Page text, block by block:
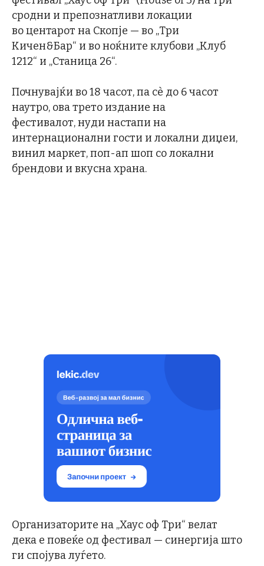
сродни и препознатливи локации
во центарот на Скопје — во „Три
Кичен&Бар“ и во ноќните клубови „Клуб
1212“ и „Станица 26“.
Почнувајќи во 18 часот, па сè до 6 часот
наутро, ова трето издание на
фестивалот, нуди настапи на
интернационални гости и локални диџеи,
винил маркет, поп-ап шоп со локални
брендови и вкусна храна.
Организаторите на „Хаус оф Три“ велат
дека е повеќе од фестивал — синергија што
ги спојува луѓето.